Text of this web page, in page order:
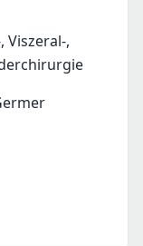
Viszeral-,